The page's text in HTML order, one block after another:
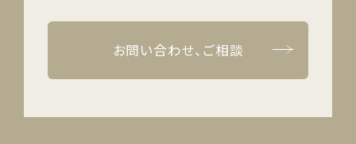
お問い合わせ、ご相談